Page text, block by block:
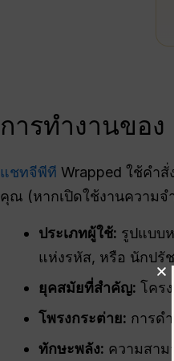
การทำงานขอ
แชทจีพีที Wrapped ใช้คำ
คุณ (หากเปิดใช้งานความจ
ประเภทผู้ใช้: รูปแบบ
แห่งรหัส, หรือ นักปรั
ยุคสมัยที่สำคัญ: โคร
โพรงกระต่าย: การด
ทักษะพลัง: ความสา